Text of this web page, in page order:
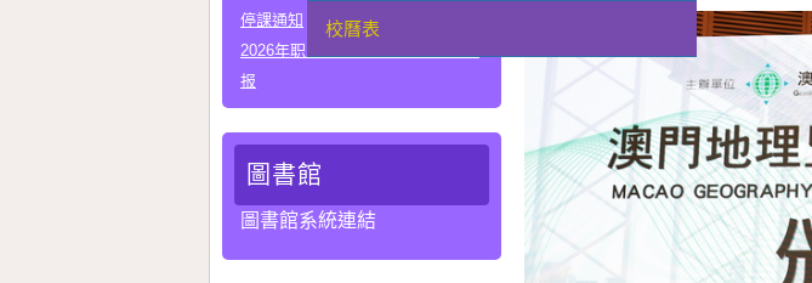
校曆表
停課通知
2026年职业教育国家教学成果奖申
报
圖書館
圖書館系統連結